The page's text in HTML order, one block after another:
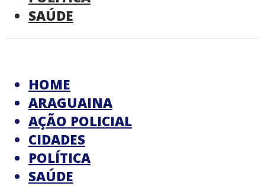
SAÚDE
HOME
ARAGUAINA
AÇÃO POLICIAL
CIDADES
POLÍTICA
SAÚDE